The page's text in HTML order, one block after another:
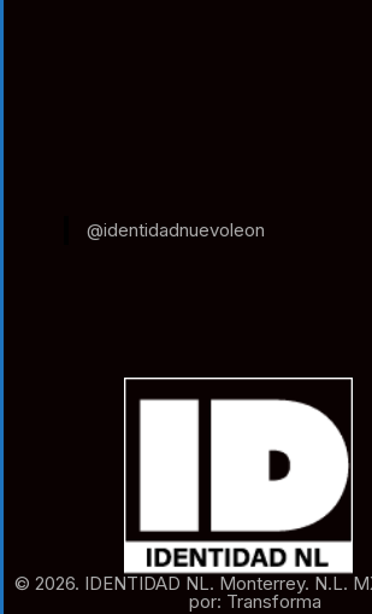
@identidadnuevoleon
© 2026. IDENTIDAD NL. Monterrey. N.L.
por: Transforma